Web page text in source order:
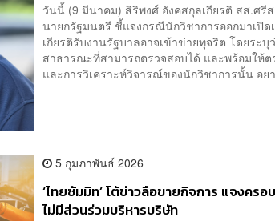
วันนี้ (9 มีนาคม) สิริพงศ์ อังคสกุลเกียรติ สส.ศรี
นายกรัฐมนตรี ชี้แจงกรณีนักวิชาการออกมาเปิ
เกียรติรับงานรัฐบาลอาจเข้าข่ายทุจริต โดยระบุ
สาธารณะที่สามารถตรวจสอบได้ และพร้อมให้
และการวิเคราะห์วิจารณ์ของนักวิชาการนั้น อย
5 กุมภาพันธ์ 2026
‘ไทยซัมมิท’ โต้ข่าวลือขายกิจการ แจงคร
ไม่มีส่วนร่วมบริหารบริษัท